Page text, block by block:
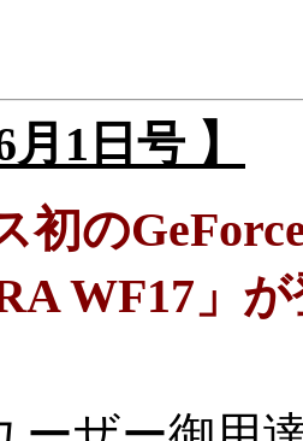
月1日号 】
初の
WF17」